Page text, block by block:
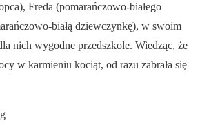
Freda (pomarańczowo-białego
białą dziewczynkę), w swoim
nich wygodne przedszkole. Wiedząc, że
w karmieniu kociąt, od razu zabrała się